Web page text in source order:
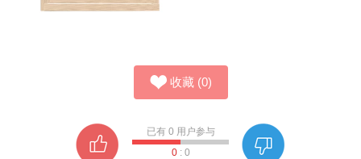
收藏 (0)
已有 0 用户参与
0: 0